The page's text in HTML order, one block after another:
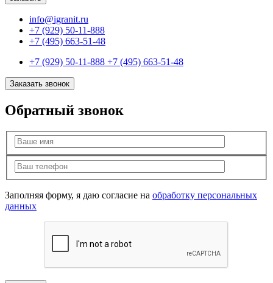
info@igranit.ru
+7 (929) 50-11-888
+7 (495) 663-51-48
+7 (929) 50-11-888 +7 (495) 663-51-48
Заказать звонок
Обратный звонок
Заполняя форму, я даю согласие на обработку персональных
данных